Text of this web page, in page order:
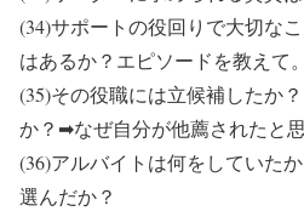
(34)サポートの役回りで大切な
はあるか？エピソードを教えて。
(35)その役職には立候補したか
か？➡なぜ自分が他薦されたと
(36)アルバイトは何をしていた
選んだか？